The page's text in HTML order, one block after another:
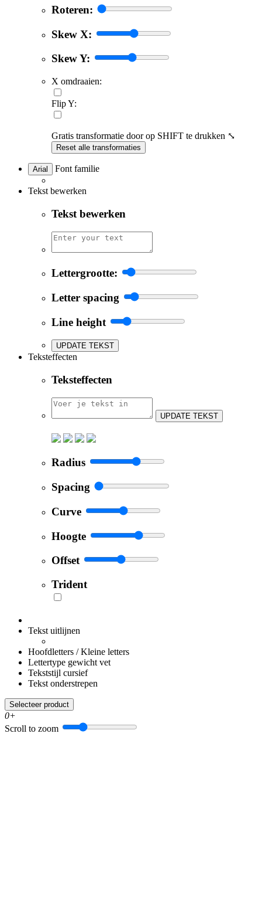
Roteren:
Skew X:
Skew Y:
X omdraaien:
Flip Y:
Gratis transformatie door op SHIFT te drukken ⤡
Reset alle transformaties
Arial Font familie
Tekst bewerken
Tekst bewerken
Lettergrootte:
Letter spacing
Line height
UPDATE TEKST
Teksteffecten
Teksteffecten
UPDATE TEKST
Radius
Spacing
Curve
Hoogte
Offset
Trident
Tekst uitlijnen
Hoofdletters / Kleine letters
Lettertype gewicht vet
Tekststijl cursief
Tekst onderstrepen
Selecteer product
0+
Scroll to zoom